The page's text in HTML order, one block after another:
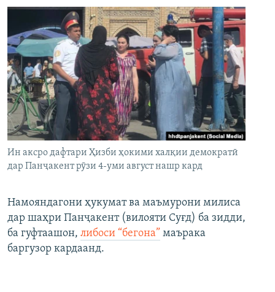
Ин аксро дафтари Ҳизби ҳокими халқии демократӣ
дар Панҷакент рӯзи 4-уми август нашр кард
Намояндагони ҳукумат ва маъмурони милиса
дар шаҳри Панҷакент (вилояти Суғд) ба зидди,
ба гуфтаашон, либоси “бегона” маърака
баргузор кардаанд.